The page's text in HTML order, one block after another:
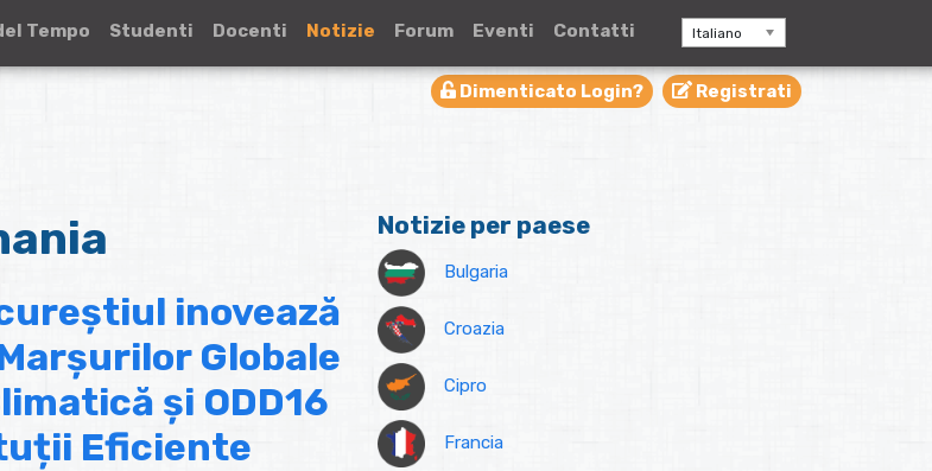
Tempo Studenti Docenti Notizie Forum Eventi Contatti Italiano
Dimenticato Login? Registrati
inovează
Globale
și ODD16
Eficiente
Notizie per paese
Bulgaria
Croazia
Cipro
Francia